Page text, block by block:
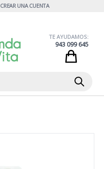
CREAR UNA CUENTA
Buscar
TE AYUDAMOS:
943 099 645